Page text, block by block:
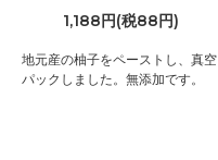
1,188円(税88円)
地元産の柚子をペーストし、真空
パックしました。無添加です。